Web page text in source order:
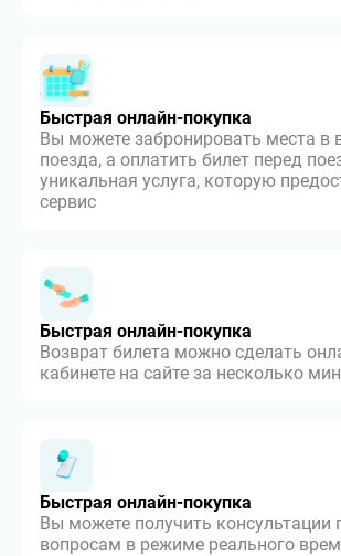
Быстрая онлайн-покупка
Вы можете забронировать места в
поезда, а оплатить билет перед
уникальная услуга, которую
сервис
Быстрая онлайн-покупка
Возврат билета можно сделать
кабинете на сайте за несколько
Быстрая онлайн-покупка
Вы можете получить консультации
вопросам в режиме реального